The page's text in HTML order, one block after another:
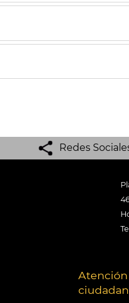
Redes
Atención